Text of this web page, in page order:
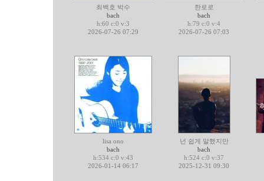
최백호 박수
bach
h:60 c:0 v:3
2026-07-26 07:29
한로로
bach
h:79 c:0 v:4
2026-07-26 07:03
lisa ono
bach
h:534 c:0 v:43
2026-01-14 06:17
넌 쉽게 말했지만
bach
h:524 c:0 v:37
2025-12-31 09:30